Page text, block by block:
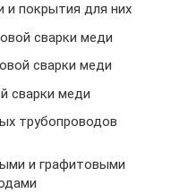
и покрытия для них
сварки меди
сварки меди
сварки меди
трубопроводов
и графитовыми